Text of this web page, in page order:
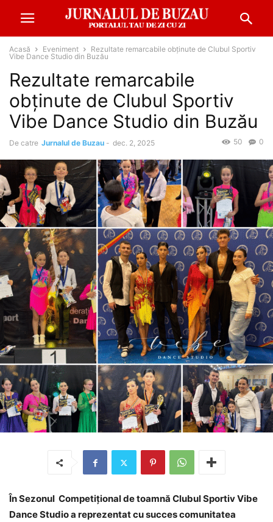
Acasă Eveniment
Rezultate remarcabile obținute de Clubul Sportiv
Vibe Dance Studio din Buzău
Rezultate remarcabile
obținute de Clubul Sportiv
Vibe Dance Studio din Buzău
De catre Jurnalul de Buzau - dec. 2, 2025 0
50
În Sezonul Competițional de toamnă Clubul Sportiv Vibe
Dance Studio a reprezentat cu succes comunitatea